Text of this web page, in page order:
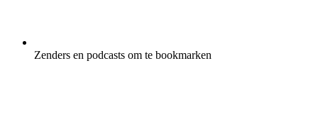
Zenders en podcasts om te bookmarken